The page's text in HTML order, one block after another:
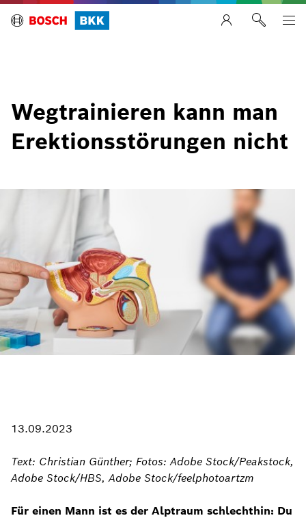
Wegtrainieren kann man
Erektionsstörungen nicht
13.09.2023
Text: Christian Günther; Fotos: Adobe Stock/Peakstock,
Adobe Stock/HBS, Adobe Stock/feelphotoartzm
Für einen Mann ist es der Alptraum schlechthin: Du